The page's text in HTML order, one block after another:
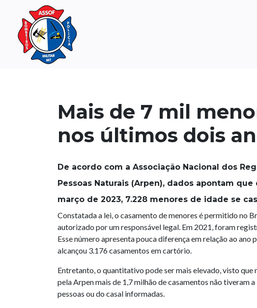
Mais de 7 mil
nos últimos dois
De acordo com a Associação Nacional dos
Pessoas Naturais (Arpen), dados apontam que
março de 2023, 7.228 menores de idade se
Constatada a lei, o casamento de menores é permitido no
autorizado por um responsável legal. Em 2021, foram
Esse número apresenta pouca diferença em relação ao ano
alcançou 3.176 casamentos em cartório.
Entretanto, o quantitativo pode ser mais elevado, visto que
pela Arpen mais de 1,7 milhão de casamentos não tiveram a
pessoas ou do casal informadas.